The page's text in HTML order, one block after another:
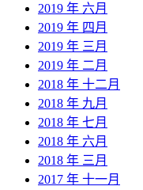
2019 年 六月
2019 年 四月
2019 年 三月
2019 年 二月
2018 年 十二月
2018 年 九月
2018 年 七月
2018 年 六月
2018 年 三月
2017 年 十一月